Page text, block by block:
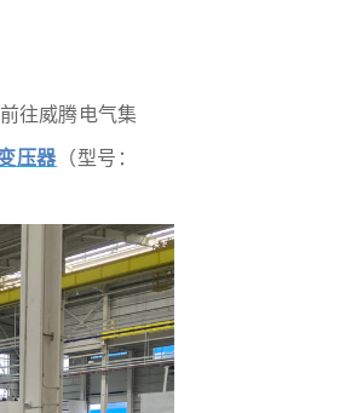
往威腾电气集
压器 （型号：